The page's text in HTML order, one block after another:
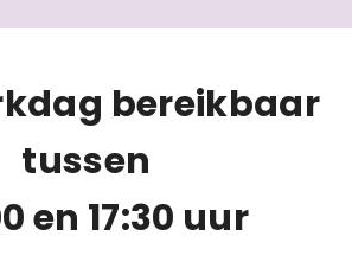
bereikbaar
tussen
en 17:30 uur